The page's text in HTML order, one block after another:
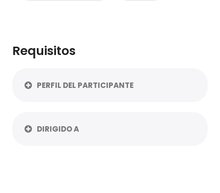
Requisitos
PERFIL DEL PARTICIPANTE
DIRIGIDO A